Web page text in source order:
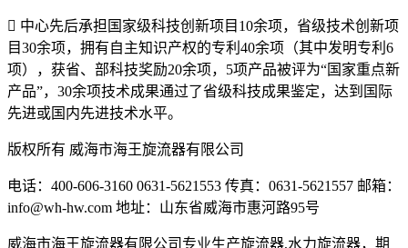
 中心先后承担国家级科技创新项目10余项，省级技术创新项
目30余项，拥有自主知识产权的专利40余项（其中发明专利6
项），获省、部科技奖励20余项，5项产品被评为“国家重点新
产品”，30余项技术成果通过了省级科技成果鉴定，达到国际
先进或国内先进技术水平。
版权所有 威海市海王旋流器有限公司
电话：400-606-3160 0631-5621553 传真：0631-5621557 邮箱：
info@wh-hw.com 地址：山东省威海市惠河路95号
威海市海王旋流器有限公司专业生产旋流器,水力旋流器，期